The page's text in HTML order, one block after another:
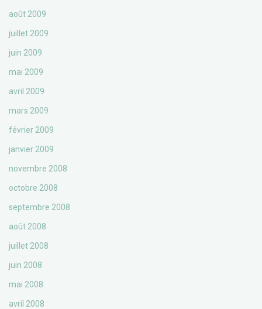
août 2009
juillet 2009
juin 2009
mai 2009
avril 2009
mars 2009
février 2009
janvier 2009
novembre 2008
octobre 2008
septembre 2008
août 2008
juillet 2008
juin 2008
mai 2008
avril 2008